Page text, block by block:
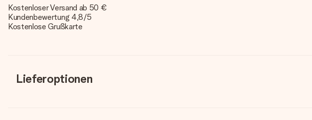
Kostenloser Versand ab 50 €
Kundenbewertung 4,8/5
Kostenlose Grußkarte
Lieferoptionen